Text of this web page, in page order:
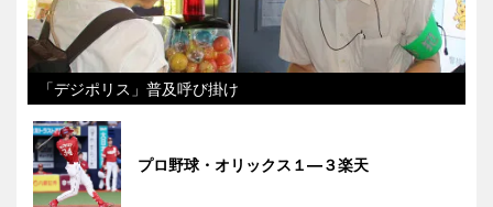
「デジポリス」普及呼び掛け
プロ野球・オリックス１―３楽天